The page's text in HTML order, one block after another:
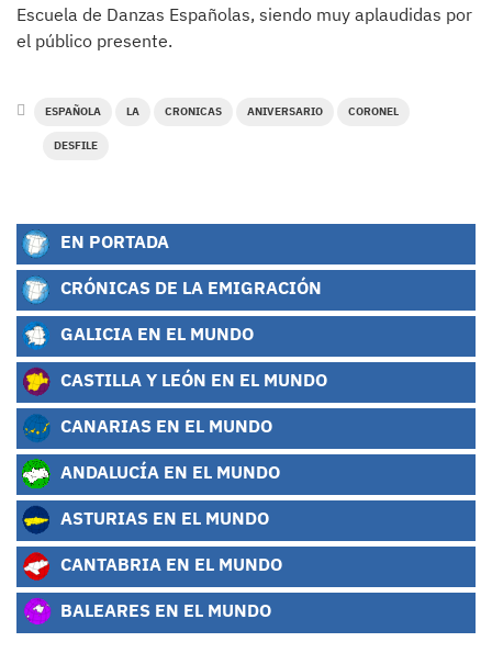
Escuela de Danzas Españolas, siendo muy aplaudidas por
el público presente.
ESPAÑOLA LA CRONICAS ANIVERSARIO CORONEL
DESFILE
EN PORTADA
CRÓNICAS DE LA EMIGRACIÓN
GALICIA EN EL MUNDO
CASTILLA Y LEÓN EN EL MUNDO
CANARIAS EN EL MUNDO
ANDALUCÍA EN EL MUNDO
ASTURIAS EN EL MUNDO
CANTABRIA EN EL MUNDO
BALEARES EN EL MUNDO